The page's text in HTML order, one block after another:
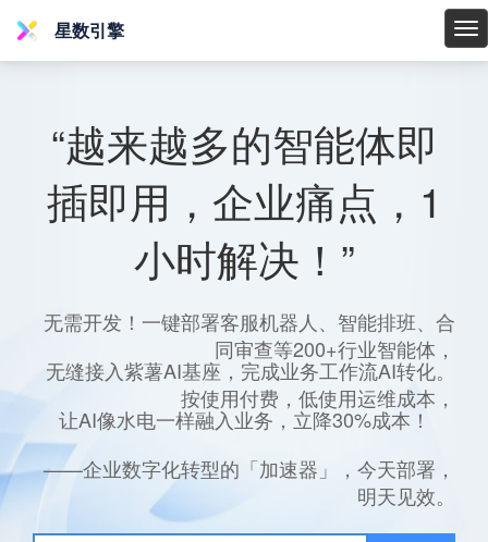
星
星数引擎
“越来越多的智能体即
插即用，企业痛点，1
小时解决！”
无需开发！一键部署客服机器人、智能排班、合
同审查等200+行业智能体，
无缝接入紫薯AI基座，完成业务工作流AI转化。
按使用付费，低使用运维成本，
让AI像水电一样融入业务，立降30%成本！
——企业数字化转型的「加速器」，今天部署，
明天见效。